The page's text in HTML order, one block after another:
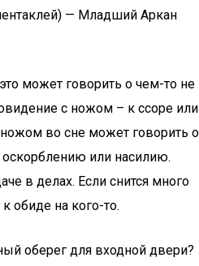
— Младший Аркан
может говорить о чем-то не
с ножом – к ссоре или
во сне может говорить о
или насилию.
в делах. Если снится много
обиде на кого-то.
оберег для входной двери?